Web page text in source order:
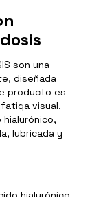
son una
diseñada
producto es
visual.
lubricada y